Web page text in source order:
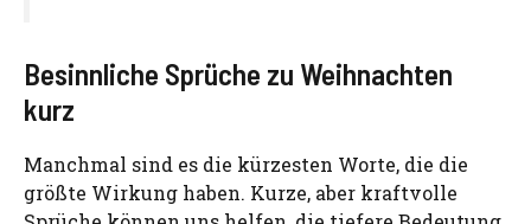
Besinnliche Sprüche zu Weihnachten
kurz
Manchmal sind es die kürzesten Worte, die die
größte Wirkung haben. Kurze, aber kraftvolle